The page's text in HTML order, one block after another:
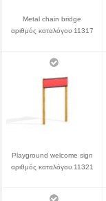
Metal chain bridge
αριθμός καταλόγου 11317
Playground welcome sign
αριθμός καταλόγου 11321